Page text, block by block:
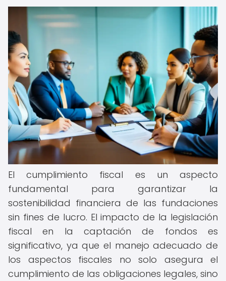
El cumplimiento fiscal es un aspecto
fundamental para garantizar la
sostenibilidad financiera de las fundaciones
sin fines de lucro. El impacto de la legislación
fiscal en la captación de fondos es
significativo, ya que el manejo adecuado de
los aspectos fiscales no solo asegura el
cumplimiento de las obligaciones legales, sino